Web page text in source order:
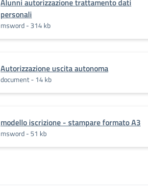
Alunni autorizzazione trattamento dati
personali
msword - 314 kb
Autorizzazione uscita autonoma
document - 14 kb
modello iscrizione - stampare formato A3
msword - 51 kb